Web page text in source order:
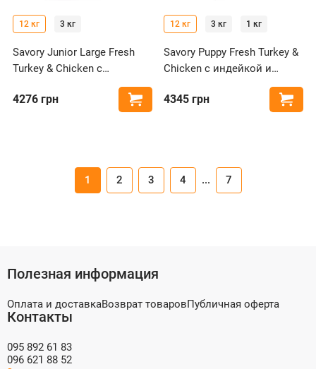
12 кг 3 кг
Savory Junior Large Fresh
Turkey & Chicken с
индейкой и курицей для
щенков больших пород
4276 грн Купить
12 кг 3 кг 1 кг
Savory Puppy Fresh Turkey &
Chicken с индейкой и
курицей для щенков всех
пород
4345 грн
1 2 3 4 ... 7
Полезная информация
Оплата и доставкаВозврат товаровПубличная оферта
Контакты
095 892 61 83
096 621 88 52